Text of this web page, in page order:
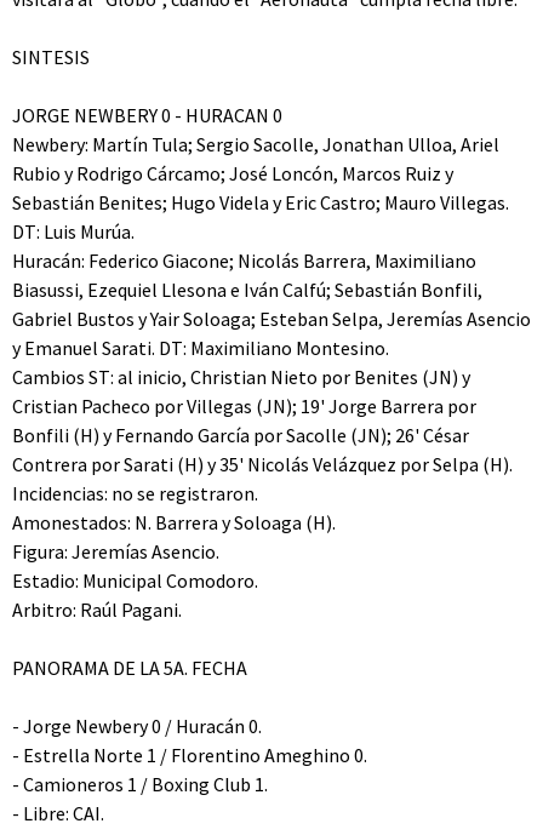
SINTESIS
JORGE NEWBERY 0 - HURACAN 0
Newbery: Martín Tula; Sergio Sacolle, Jonathan Ulloa, Ariel
Rubio y Rodrigo Cárcamo; José Loncón, Marcos Ruiz y
Sebastián Benites; Hugo Videla y Eric Castro; Mauro Villegas.
DT: Luis Murúa.
Huracán: Federico Giacone; Nicolás Barrera, Maximiliano
Biasussi, Ezequiel Llesona e Iván Calfú; Sebastián Bonfili,
Gabriel Bustos y Yair Soloaga; Esteban Selpa, Jeremías Asencio
y Emanuel Sarati. DT: Maximiliano Montesino.
Cambios ST: al inicio, Christian Nieto por Benites (JN) y
Cristian Pacheco por Villegas (JN); 19' Jorge Barrera por
Bonfili (H) y Fernando García por Sacolle (JN); 26' César
Contrera por Sarati (H) y 35' Nicolás Velázquez por Selpa (H).
Incidencias: no se registraron.
Amonestados: N. Barrera y Soloaga (H).
Figura: Jeremías Asencio.
Estadio: Municipal Comodoro.
Arbitro: Raúl Pagani.
PANORAMA DE LA 5A. FECHA
- Jorge Newbery 0 / Huracán 0.
- Estrella Norte 1 / Florentino Ameghino 0.
- Camioneros 1 / Boxing Club 1.
- Libre: CAI.